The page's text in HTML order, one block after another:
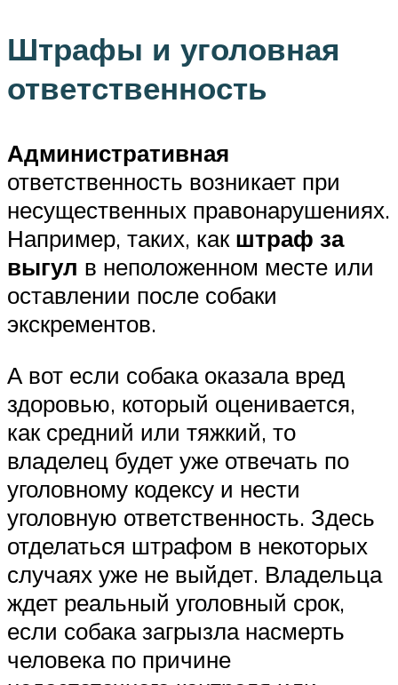
Штрафы и уголовная
ответственность
Административная
ответственность возникает при
несущественных правонарушениях.
Например, таких, как штраф за
выгул в неположенном месте или
оставлении после собаки
экскрементов.
А вот если собака оказала вред
здоровью, который оценивается,
как средний или тяжкий, то
владелец будет уже отвечать по
уголовному кодексу и нести
уголовную ответственность. Здесь
отделаться штрафом в некоторых
случаях уже не выйдет. Владельца
ждет реальный уголовный срок,
если собака загрызла насмерть
человека по причине